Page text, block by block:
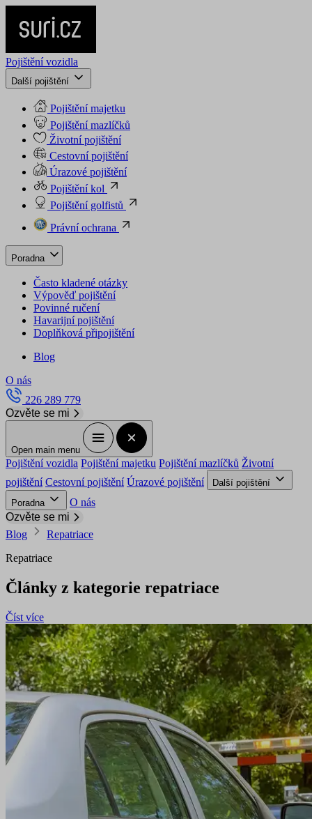
Pojištění vozidla
Další pojištění
Pojištění majetku
Pojištění mazlíčků
Životní pojištění
Cestovní pojištění
Úrazové pojištění
Pojištění kol
Pojištění golfistů
Právní ochrana
Poradna
Často kladené otázky
Výpověď pojištění
Povinné ručení
Havarijní pojištění
Doplňková připojištění
Blog
O nás
226 289 779
Ozvěte se mi
Open main menu
Pojištění vozidla Pojištění majetku Pojištění mazlíčků Životní
pojištění Cestovní pojištění Úrazové pojištění
Další pojištění
Poradna
O nás
Ozvěte se mi
Blog
Repatriace
Repatriace
Články z kategorie repatriace
Číst více